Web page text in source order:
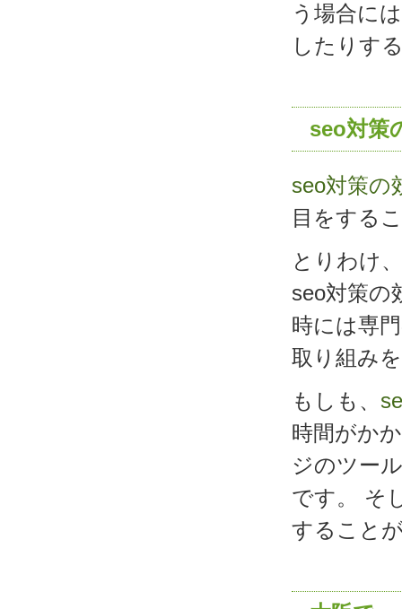
う場合に
したりす
seo対策
seo対策の
目をする
とりわけ
seo対策の
時には専
取り組み
もしも、
時間がか
ジのツー
です。 そ
すること